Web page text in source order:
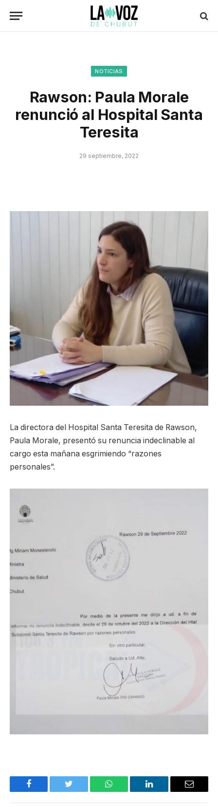
NOTICIAS
Rawson: Paula Morale
renunció al Hospital Santa
Teresita
29 septiembre, 2022
La directora del Hospital Santa Teresita de Rawson,
Paula Morale, presentó su renuncia indeclinable al
cargo esta mañana esgrimiendo “razones
personales”.
Facebook Twitter WhatsApp LinkedIn Email